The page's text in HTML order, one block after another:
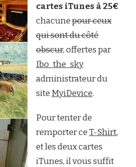
cartes iTunes à 25€
chacunepour ceux
qui sont du côté
obscur, offertes par
Ibo_the_sky
administrateur du
site MyiDevice.
Pour tenter de
remporter ceT-Shirt,
et les deux cartes
iTunes, il vous suffit